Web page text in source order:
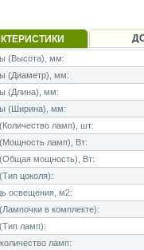
(Высота), мм:
(Диаметр), мм:
(Длина), мм:
(Ширина), мм:
ламп), шт:
ламп), Вт:
мощность), Вт:
цоколя):
освещения, м2:
в комплекте):
ламп):
ламп: